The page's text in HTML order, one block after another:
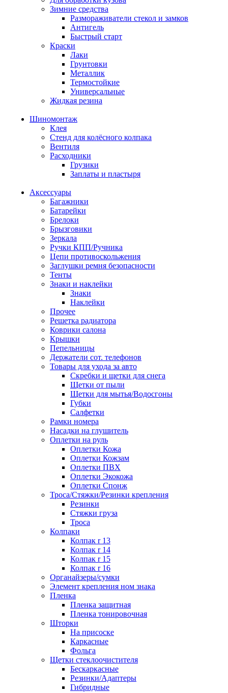
Зимние средства
Размораживатели стекол и замков
Антигель
Быстрый старт
Краски
Лаки
Грунтовки
Металлик
Термостойкие
Универсальные
Жидкая резина
Шиномонтаж
Клея
Стенд для колёсного колпака
Вентиля
Расходники
Грузики
Заплаты и пластыря
Аксессуары
Багажники
Батарейки
Брелоки
Брызговики
Зеркала
Ручки КПП/Ручника
Цепи противоскольжения
Заглушки ремня безопасности
Тенты
Знаки и наклейки
Знаки
Наклейки
Прочее
Решетка радиатора
Коврики салона
Крышки
Пепельницы
Держатели сот. телефонов
Товары для ухода за авто
Скребки и щетки для снега
Щетки от пыли
Щетки для мытья/Водосгоны
Губки
Салфетки
Рамки номера
Насадки на глушитель
Оплетки на руль
Оплетки Кожа
Оплетки Кожзам
Оплетки ПВХ
Оплетки Экокожа
Оплетки Спонж
Троса/Стяжки/Резинки крепления
Резинки
Стяжки груза
Троса
Колпаки
Колпак r 13
Колпак r 14
Колпак r 15
Колпак r 16
Органайзеры/сумки
Элемент крепления ном знака
Пленка
Пленка защитная
Пленка тонировочная
Шторки
На присоске
Каркасные
Фольга
Щетки стеклоочистителя
Бескаркасные
Резинки/Адаптеры
Гибридные